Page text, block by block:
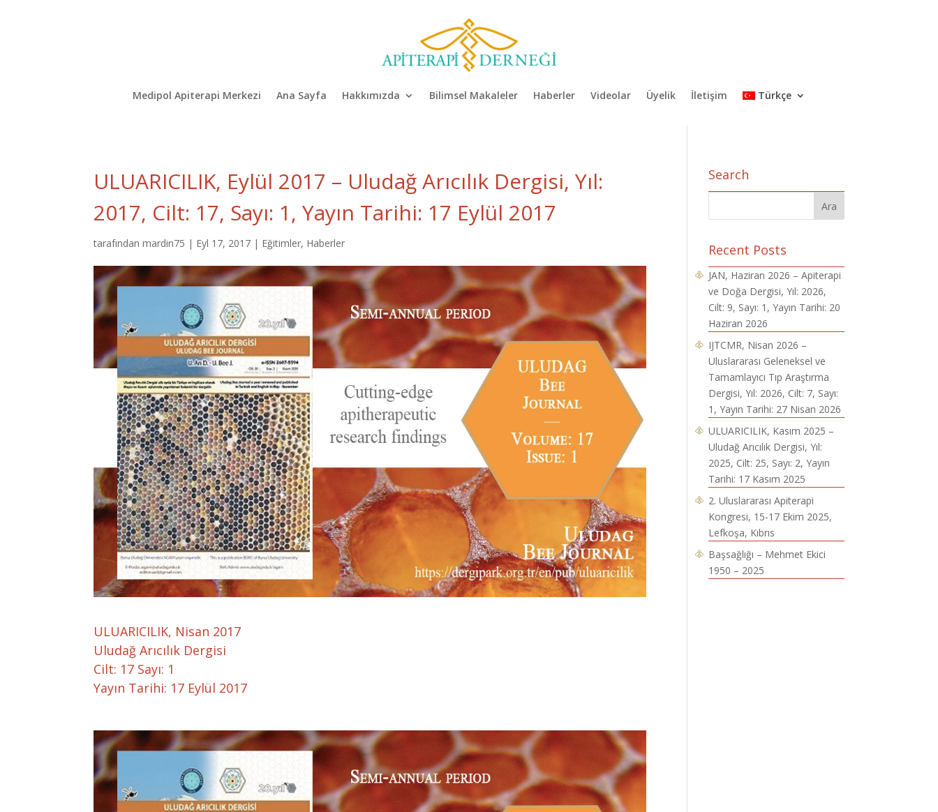
Medipol Apiterapi Merkezi Ana Sayfa Hakkımızda Bilimsel Makaleler Haberler Videolar Üyelik İletişim Türkçe
ULUARICILIK, Eylül 2017 – Uludağ Arıcılık Dergisi, Yıl:
2017, Cilt: 17, Sayı: 1, Yayın Tarihi: 17 Eylül 2017
tarafındanmardin75 | Eyl 17, 2017 | Eğitimler, Haberler
ULUARICILIK, Nisan 2017
Uludağ Arıcılık Dergisi
Cilt: 17 Sayı: 1
Yayın Tarihi: 17 Eylül 2017
Search
Recent Posts
JAN, Haziran 2026 – Apiterapi
ve Doğa Dergisi, Yıl: 2026,
Cilt: 9, Sayı: 1, Yayın Tarihi: 20
Haziran 2026
IJTCMR, Nisan 2026 –
Uluslararası Geleneksel ve
Tamamlayıcı Tıp Araştırma
Dergisi, Yıl: 2026, Cilt: 7, Sayı:
1, Yayın Tarihi: 27 Nisan 2026
ULUARICILIK, Kasım 2025 –
Uludağ Arıcılık Dergisi, Yıl:
2025, Cilt: 25, Sayı: 2, Yayın
Tarihi: 17 Kasım 2025
2. Uluslararası Apiterapi
Kongresi, 15-17 Ekim 2025,
Lefkoşa, Kıbrıs
Başsağlığı – Mehmet Ekici
1950 – 2025